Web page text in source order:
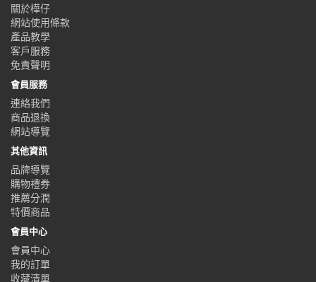
關於樺仔
網站使用條款
產品教學
客戶服務
免責聲明
會員服務
連絡我們
商品退換
網站導覽
其他資訊
品牌導覽
購物禮券
推薦分潤
特價商品
會員中心
會員中心
我的訂單
收藏清單